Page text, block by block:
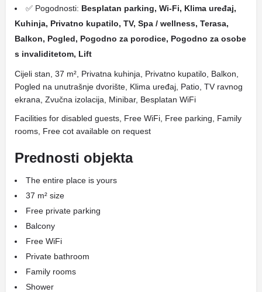
✅ Pogodnosti: Besplatan parking, Wi-Fi, Klima uređaj,
Kuhinja, Privatno kupatilo, TV, Spa / wellness, Terasa,
Balkon, Pogled, Pogodno za porodice, Pogodno za osobe
s invaliditetom, Lift
Cijeli stan, 37 m², Privatna kuhinja, Privatno kupatilo, Balkon,
Pogled na unutrašnje dvorište, Klima uređaj, Patio, TV ravnog
ekrana, Zvučna izolacija, Minibar, Besplatan WiFi
Facilities for disabled guests, Free WiFi, Free parking, Family
rooms, Free cot available on request
Prednosti objekta
The entire place is yours
37 m² size
Free private parking
Balcony
Free WiFi
Private bathroom
Family rooms
Shower